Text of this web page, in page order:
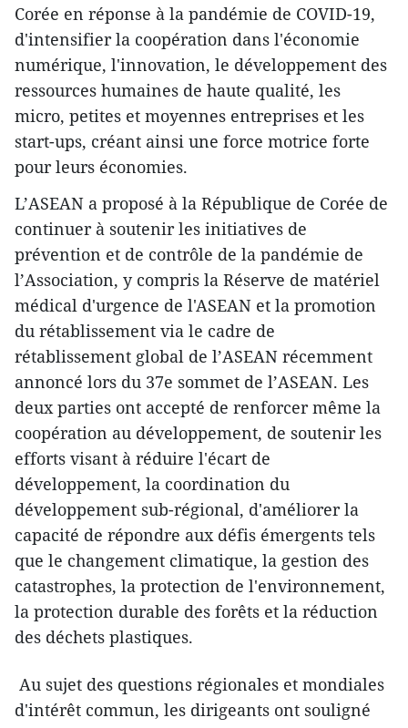
Corée en réponse à la pandémie de COVID-19,
d'intensifier la coopération dans l'économie
numérique, l'innovation, le développement des
ressources humaines de haute qualité, les
micro, petites et moyennes entreprises et les
start-ups, créant ainsi une force motrice forte
pour leurs économies.
L’ASEAN a proposé à la République de Corée de
continuer à soutenir les initiatives de
prévention et de contrôle de la pandémie de
l’Association, y compris la Réserve de matériel
médical d'urgence de l'ASEAN et la promotion
du rétablissement via le cadre de
rétablissement global de l’ASEAN récemment
annoncé lors du 37e sommet de l’ASEAN. Les
deux parties ont accepté de renforcer même la
coopération au développement, de soutenir les
efforts visant à réduire l'écart de
développement, la coordination du
développement sub-régional, d'améliorer la
capacité de répondre aux défis émergents tels
que le changement climatique, la gestion des
catastrophes, la protection de l'environnement,
la protection durable des forêts et la réduction
des déchets plastiques.
Au sujet des questions régionales et mondiales
d'intérêt commun, les dirigeants ont souligné